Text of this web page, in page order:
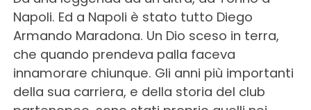
Napoli. Ed a Napoli è stato tutto Diego
Armando Maradona. Un Dio sceso in terra,
che quando prendeva palla faceva
innamorare chiunque. Gli anni più importanti
della sua carriera, e della storia del club